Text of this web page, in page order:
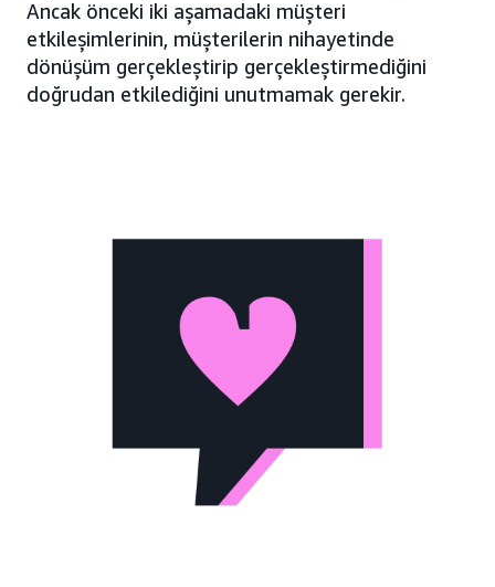
Ancak önceki iki aşamadaki müşteri
etkileşimlerinin, müşterilerin nihayetinde
dönüşüm gerçekleştirip gerçekleştirmediğini
doğrudan etkilediğini unutmamak gerekir.